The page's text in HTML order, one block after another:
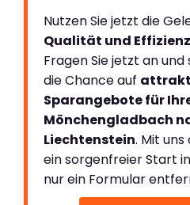
Nutzen Sie jetzt die
Qualität und Effizienz
Fragen Sie jetzt an und
die Chance auf
Sparangebote für
Mönchengladbach
Liechtenstein. Mit
ein sorgenfreier Start
nur ein Formular